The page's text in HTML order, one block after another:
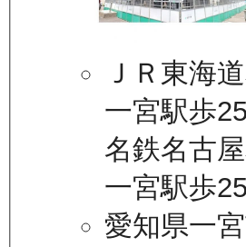
ＪＲ東海
一宮駅歩
名鉄名古
一宮駅歩
愛知県一